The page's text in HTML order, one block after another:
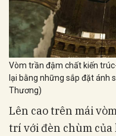
Vòm trần đậm chất kiến
lại bằng những sắp đặt ánh
Thương)
Lên cao trên mái
trí với đèn chùm của